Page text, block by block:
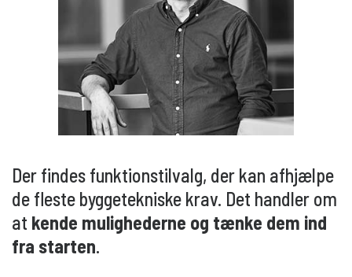
Der findes funktionstilvalg, der kan afhjælpe
de fleste byggetekniske krav. Det handler om
at kende mulighederne og tænke dem ind
fra starten.